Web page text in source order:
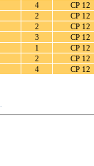
4 СР 12
2 СР 12
2 СР 12
3 СР 12
1 СР 12
2 СР 12
4 СР 12